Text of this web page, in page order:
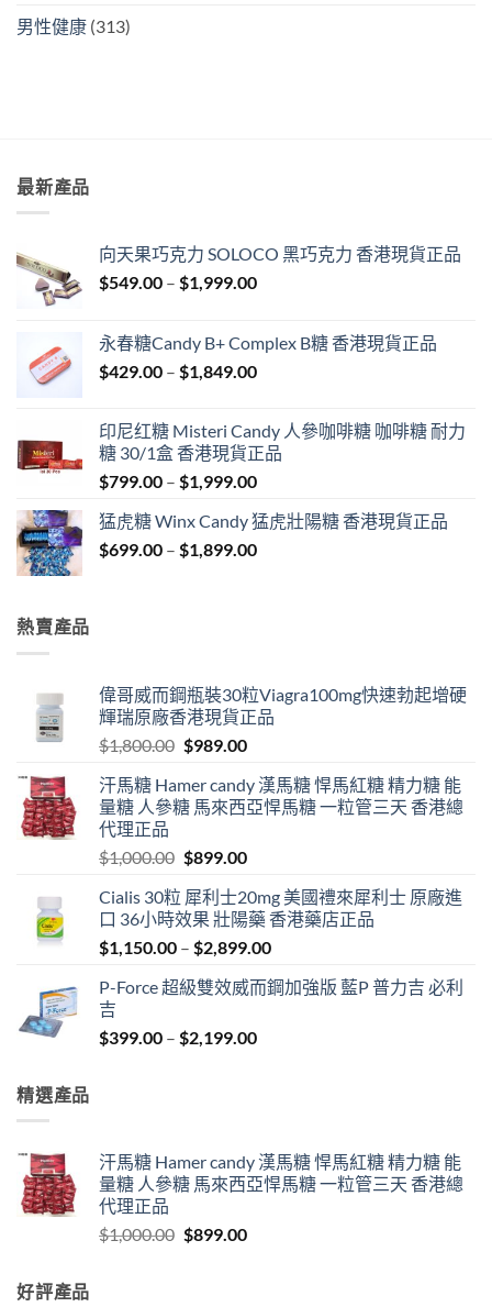
男性健康 (313)
最新產品
向天果巧克力 SOLOCO 黑巧克力 香港現貨正品
$549.00 – $1,999.00Price
through
$1,999.00
永春糖Candy B+ Complex B糖 香港現貨正品
$429.00 – $1,849.00Price
through
$1,849.00
印尼红糖 Misteri Candy 人參咖啡糖 咖啡糖 耐力
糖 30/1盒 香港現貨正品
$799.00 – $1,999.00Price
$799.00
through
猛虎糖 Winx Candy 猛虎壯陽糖 香港現貨正品
$699.00 – $1,899.00Price
熱賣產品
偉哥威而鋼瓶裝30粒Viagra100mg快速勃起增硬
輝瑞原廠香港現貨正品
$1,800.00 Original
was:
$1,800.00.
$989.00Current
is:
$989.00.
汗馬糖 Hamer candy 漢馬糖 悍馬紅糖 精力糖 能
量糖 人參糖 馬來西亞悍馬糖 一粒管三天 香港總
代理正品
$1,000.00 Original
was:
$1,000.00.
$899.00Current
is:
$899.00.
Cialis 30粒 犀利士20mg 美國禮來犀利士 原廠進
口 36小時效果 壯陽藥 香港藥店正品
$1,150.00 – $2,899.00Price
$1,150.00
P-Force 超級雙效威而鋼加強版 藍P 普力吉 必利
吉
$399.00 – $2,199.00Price
精選產品
汗馬糖 Hamer candy 漢馬糖 悍馬紅糖 精力糖 能
量糖 人參糖 馬來西亞悍馬糖 一粒管三天 香港總
代理正品
$1,000.00 Original
$899.00Current
好評產品